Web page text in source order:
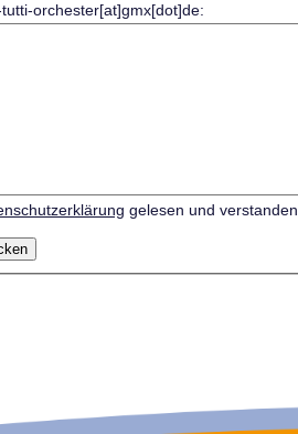
orchester[at]gmx[dot]de:
gelesen und verstanden.